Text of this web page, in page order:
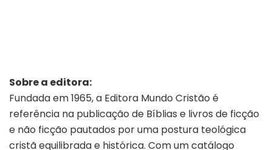
Sobre a editora:
Fundada em 1965, a Editora Mundo Cristão é
referência na publicação de Bíblias e livros de ficção
e não ficção pautados por uma postura teológica
cristã equilibrada e histórica. Com um catálogo